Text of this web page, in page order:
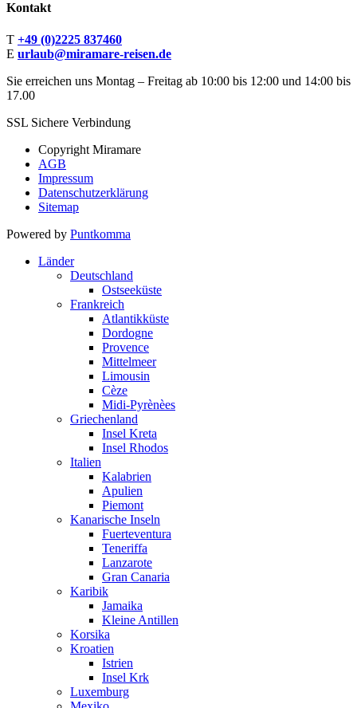
Kontakt
T +49 (0)2225 837460
E urlaub@miramare-reisen.de
Sie erreichen uns Montag – Freitag ab 10:00 bis 12:00 und 14:00 bis
17.00
SSL Sichere Verbindung
Copyright Miramare
AGB
Impressum
Datenschutzerklärung
Sitemap
Powered by Puntkomma
Länder
Deutschland
Ostseeküste
Frankreich
Atlantikküste
Dordogne
Provence
Mittelmeer
Limousin
Cèze
Midi-Pyrènèes
Griechenland
Insel Kreta
Insel Rhodos
Italien
Kalabrien
Apulien
Piemont
Kanarische Inseln
Fuerteventura
Teneriffa
Lanzarote
Gran Canaria
Karibik
Jamaika
Kleine Antillen
Korsika
Kroatien
Istrien
Insel Krk
Luxemburg